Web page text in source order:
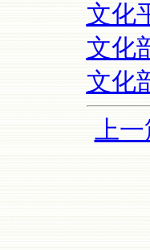
文化
文化
文化
上一